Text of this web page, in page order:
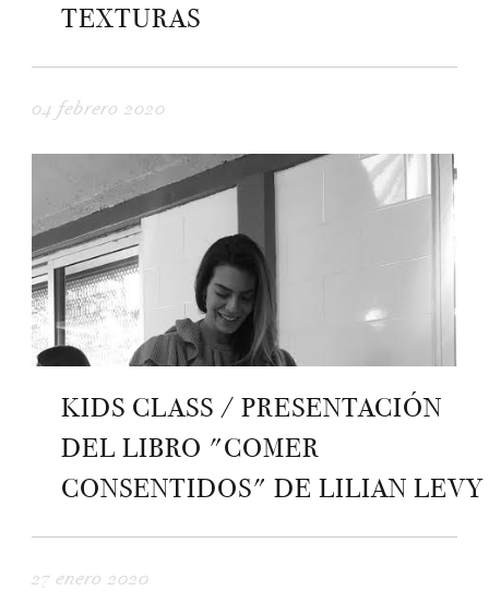
TEXTURAS
04 febrero 2020
KIDS CLASS / PRESENTACIÓN
DEL LIBRO "COMER
CONSENTIDOS" DE LILIAN LEVY
27 enero 2020